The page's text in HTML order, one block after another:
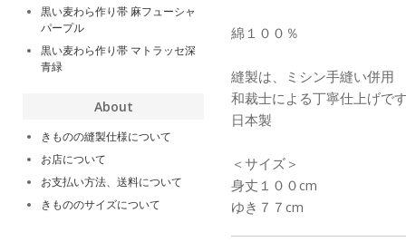
綿１００％
縫製は、ミシン手縫い併用
和裁士による丁寧仕上げで
日本製
＜サイズ＞
身丈１００cm
ゆき７７cm
黒い麦わら作り帯 麻フューシャ
パープル
黒い麦わら作り帯 マトラッセ深
青緑
About
きものの縫製仕様について
お店について
お支払い方法、送料について
きもののサイズについて